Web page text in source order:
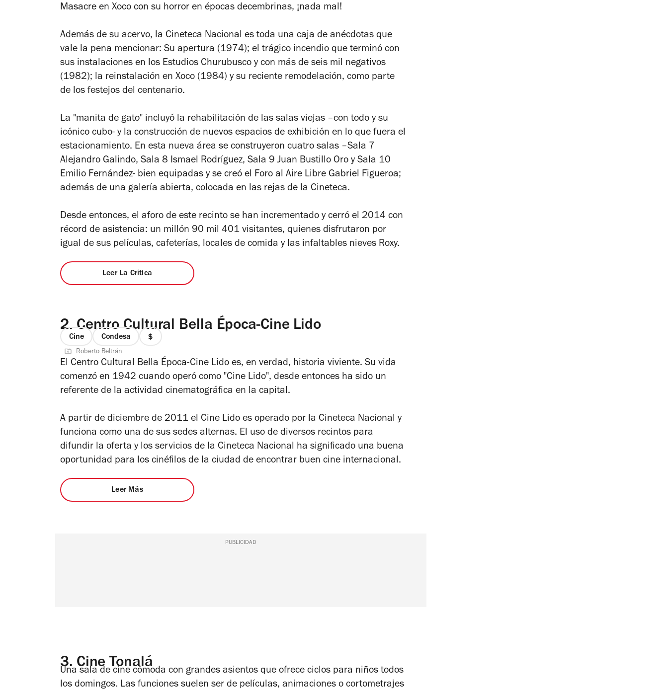
Masacre en Xoco con su horror en épocas decembrinas, ¡nada mal!
Además de su acervo, la Cineteca Nacional es toda una caja de anécdotas que
vale la pena mencionar: Su apertura (1974); el trágico incendio que terminó con
sus instalaciones en los Estudios Churubusco y con más de seis mil negativos
(1982); la reinstalación en Xoco (1984) y su reciente remodelación, como parte
de los festejos del centenario.
La "manita de gato" incluyó la rehabilitación de las salas viejas –con todo y su
icónico cubo- y la construcción de nuevos espacios de exhibición en lo que fuera el
estacionamiento. En esta nueva área se construyeron cuatro salas –Sala 7
Alejandro Galindo, Sala 8 Ismael Rodríguez, Sala 9 Juan Bustillo Oro y Sala 10
Emilio Fernández- bien equipadas y se creó el Foro al Aire Libre Gabriel Figueroa;
además de una galería abierta, colocada en las rejas de la Cineteca.
Desde entonces, el aforo de este recinto se han incrementado y cerró el 2014 con
récord de asistencia: un millón 90 mil 401 visitantes, quienes disfrutaron por
igual de sus películas, cafeterías, locales de comida y las infaltables nieves Roxy.
Leer La Crítica
2. Centro Cultural Bella Época-Cine Lido
Cine Condesa
precio
de
4
Roberto Beltrán
El Centro Cultural Bella Época-Cine Lido es, en verdad, historia viviente. Su vida
comenzó en 1942 cuando operó como "Cine Lido", desde entonces ha sido un
referente de la actividad cinematográfica en la capital.
A partir de diciembre de 2011 el Cine Lido es operado por la Cineteca Nacional y
funciona como una de sus sedes alternas. El uso de diversos recintos para
difundir la oferta y los servicios de la Cineteca Nacional ha significado una buena
oportunidad para los cinéfilos de la ciudad de encontrar buen cine internacional.
Leer Más
PUBLICIDAD
3.Cine Tonalá
Una sala de cine cómoda con grandes asientos que ofrece ciclos para niños todos
los domingos. Las funciones suelen ser de películas, animaciones o cortometrajes